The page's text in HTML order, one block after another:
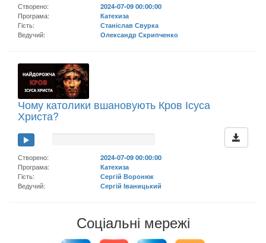
Створено:
2024-07-09 00:00:00
Програма:
Катехиза
Гість:
Станіслав Свурка
Ведучий:
Олександр Скрипченко
Чому католики вшановують Кров Ісуса
Христа?
Створено:
2024-07-09 00:00:00
Програма:
Катехиза
Гість:
Сергій Воронюк
Ведучий:
Сергій Іваницький
Соціальні мережі